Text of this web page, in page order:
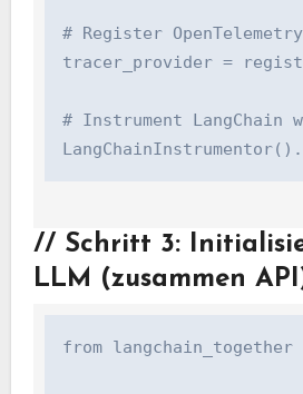
# Register
tracer_provider =
# Instrument LangChain
// Schritt 3:
LLM (zusammen
from